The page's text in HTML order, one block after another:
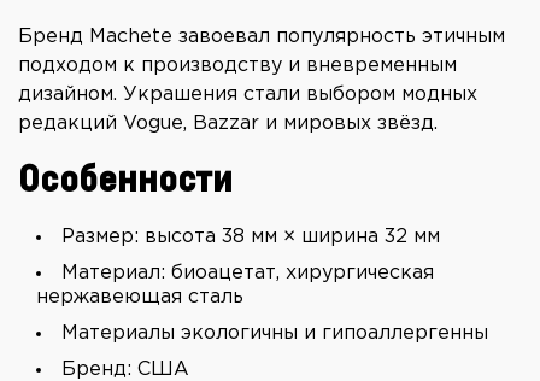
Бренд Machete завоевал популярность этичным
подходом к производству и вневременным
дизайном. Украшения стали выбором модных
редакций Vogue, Bazzar и мировых звёзд.
Особенности
Размер: высота 38 мм × ширина 32 мм
Материал: биоацетат, хирургическая
нержавеющая сталь
Материалы экологичны и гипоаллергенны
Бренд: США